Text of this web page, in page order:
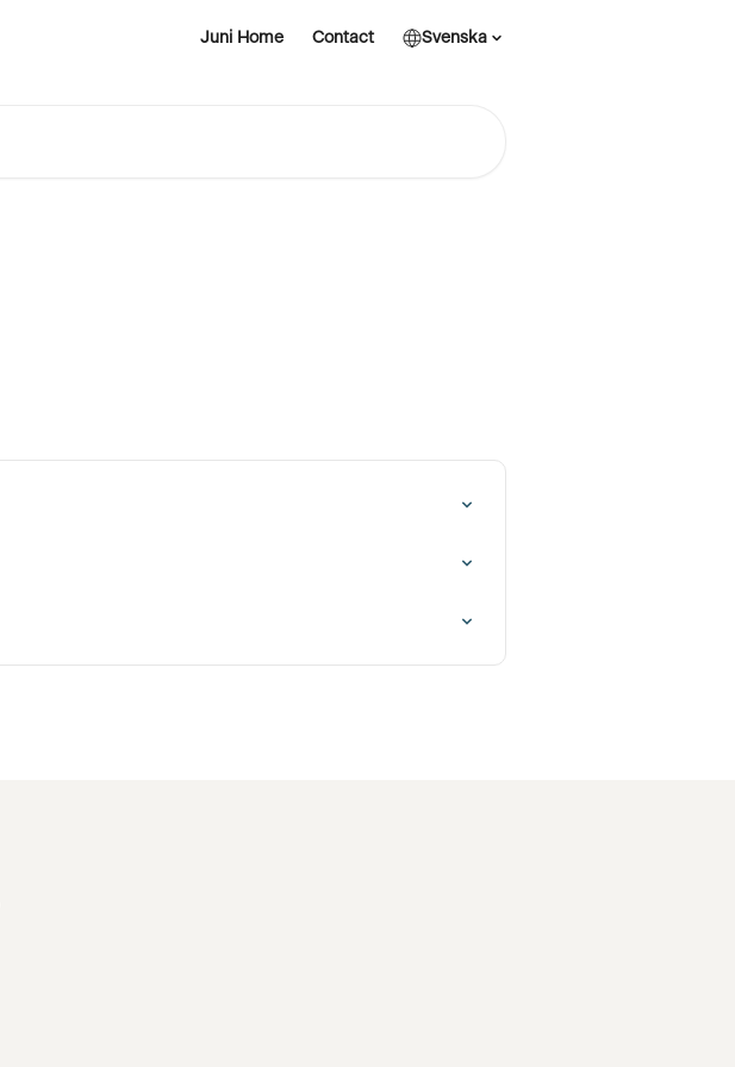
Juni Home Contact Svenska